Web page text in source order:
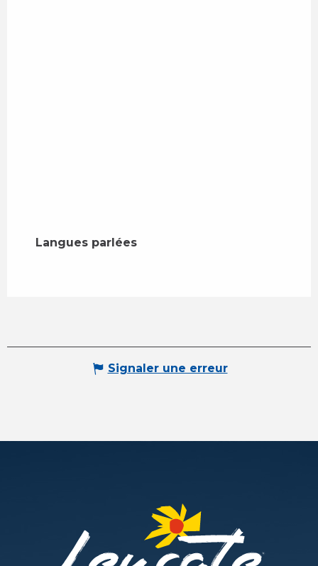
Langues parlées
Langues parlées
Signaler une erreur